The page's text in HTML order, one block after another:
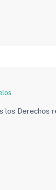
los Derechos